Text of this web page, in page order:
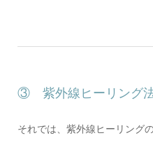
③ 紫外線ヒーリング
それでは、紫外線ヒーリング